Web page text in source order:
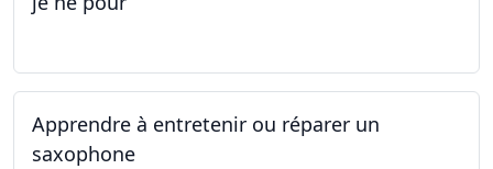
Apprendre à entretenir ou réparer un
saxophone